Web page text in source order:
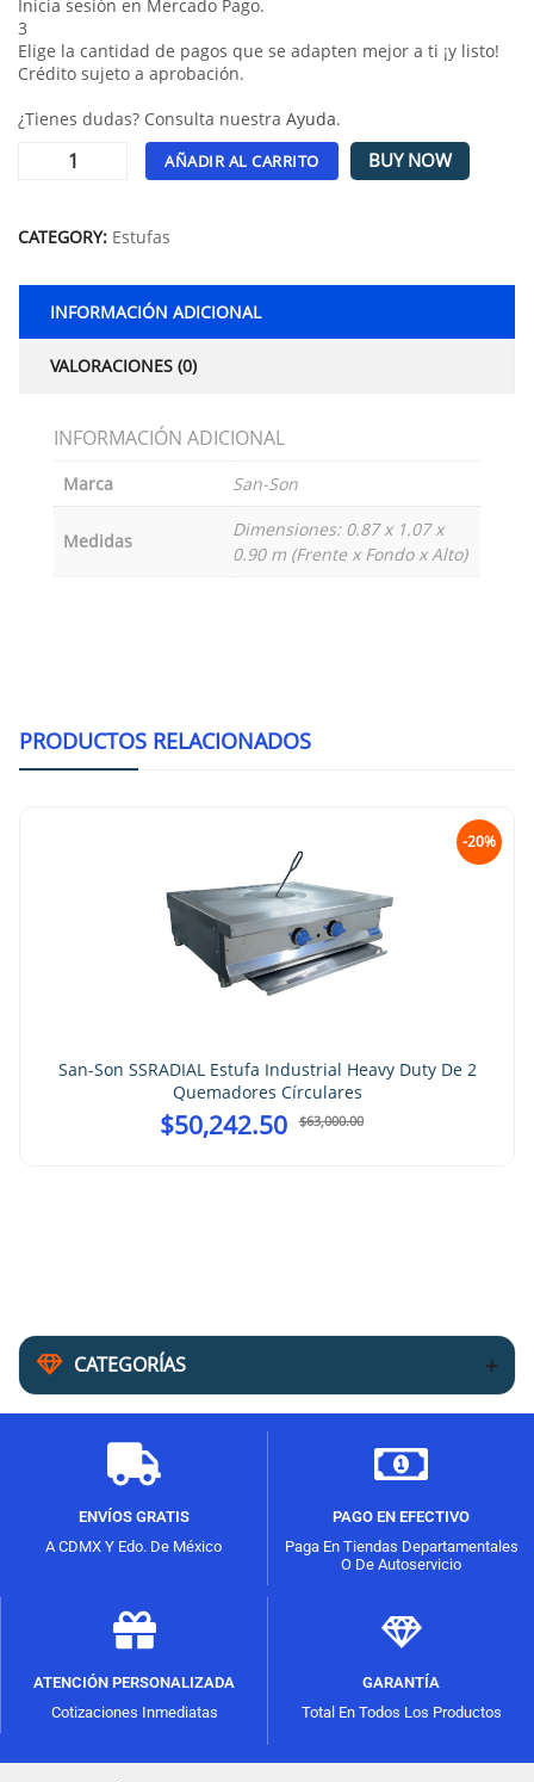
CATEGORÍAS
Inicia sesión en Mercado Pago.
3
Elige la cantidad de pagos que se adapten mejor a ti ¡y listo!
Crédito sujeto a aprobación.
¿Tienes dudas? Consulta nuestra Ayuda.
AÑADIR AL CARRITO BUY NOW
CATEGORY: Estufas
INFORMACIÓN ADICIONAL
VALORACIONES (0)
INFORMACIÓN ADICIONAL
Marca San-Son
Medidas
Dimensiones: 0.87 x 1.07 x
0.90 m (Frente x Fondo x Alto)
PRODUCTOS RELACIONADOS
-20%
San-Son SSRADIAL Estufa Industrial Heavy Duty De 2
Quemadores Círculares
$63,000.00
$50,242.50
ENVÍOS GRATIS
A CDMX Y Edo. De México
PAGO EN EFECTIVO
Paga En Tiendas Departamentales
O De Autoservicio
ATENCIÓN PERSONALIZADA
Cotizaciones Inmediatas
GARANTÍA
Total En Todos Los Productos